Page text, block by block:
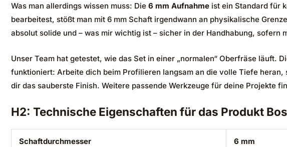
Was man allerdings wissen muss: Die 6 mm Aufnahme ist ein Standard für
bearbeitest, stößt man mit 6 mm Schaft irgendwann an physikalische
absolut solide und – was mir wichtig ist – sicher in der Handhabung, sofern
Unser Team hat getestet, wie das Set in einer „normalen“ Oberfräse läuft.
funktioniert: Arbeite dich beim Profilieren langsam an die volle Tiefe
dir das sauberste Finish. Weitere passende Werkzeuge für deine Projekte
H2: Technische Eigenschaften für das Produkt
Schaftdurchmesser 6 mm